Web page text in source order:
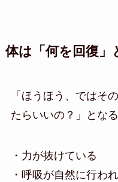
体は「何を回復
「ほうほう、ではそ
たらいいの？」とな
・力が抜けている
・呼吸が自然に行わ